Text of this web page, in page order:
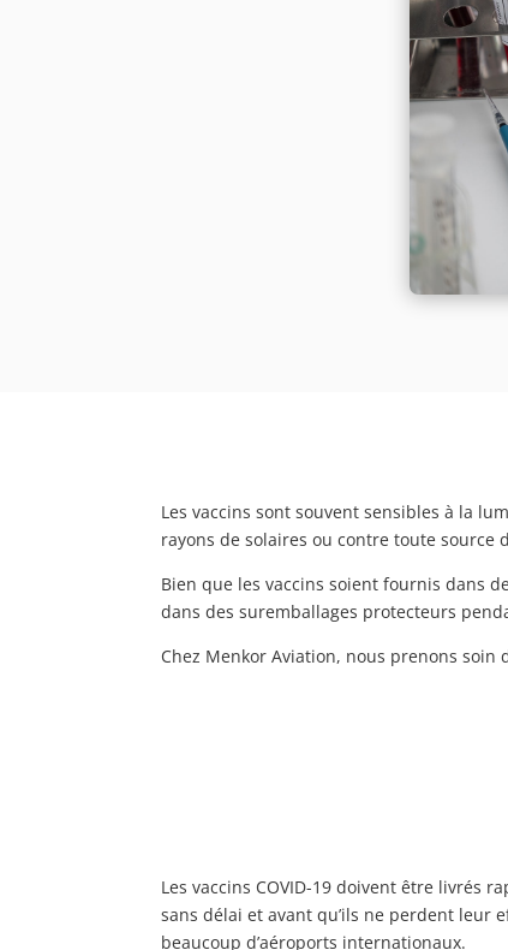
Les vaccins sont souvent sensibles à la
rayons de solaires ou contre toute source
Bien que les vaccins soient fournis dans
dans des suremballages protecteurs
Chez Menkor Aviation, nous prenons soin
Les vaccins COVID-19 doivent être livrés
sans délai et avant qu’ils ne perdent leur
beaucoup d’aéroports internationaux.